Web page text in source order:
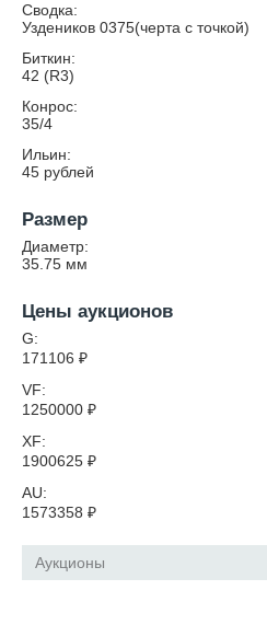
Сводка:
Уздеников 0375(черта с точкой)
Биткин:
42 (R3)
Конрос:
35/4
Ильин:
45 рублей
Размер
Диаметр:
35.75 мм
Цены аукционов
G:
171106 ₽
VF:
1250000 ₽
XF:
1900625 ₽
AU:
1573358 ₽
Аукционы